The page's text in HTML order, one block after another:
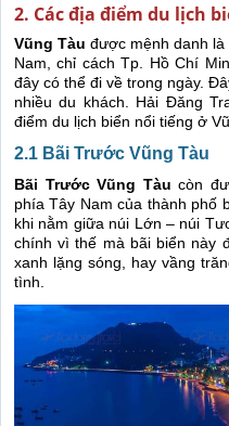
2. Các địa điểm du lịch
Vũng Tàu được mệnh danh
Nam, chỉ cách Tp. Hồ Chí
đây có thể đi về trong ngày.
nhiều du khách. Hải Đăng
điểm du lịch biển nổi tiếng ở
2.1 Bãi Trước Vũng Tàu
Bãi Trước Vũng Tàu còn
phía Tây Nam của thành phố
khi nằm giữa núi Lớn – núi
chính vì thế mà bãi biển này
xanh lặng sóng, hay vầng
tình.